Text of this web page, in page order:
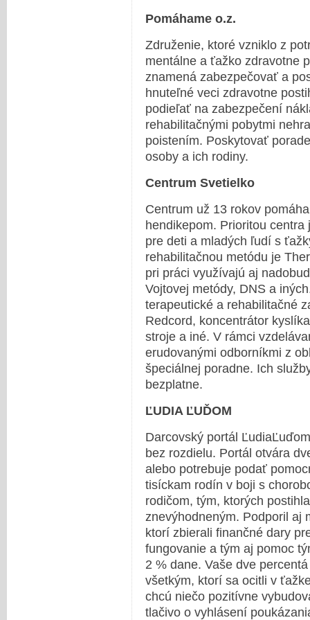
Pomáhame o.z.
Združenie, ktoré vzniklo z
mentálne a ťažko zdravotne
znamená zabezpečovať a
hnuteľné veci zdravotne
podieľať na zabezpečení
rehabilitačnými pobytmi
poistením. Poskytovať
osoby a ich rodiny.
Centrum Svetielko
Centrum už 13 rokov
hendikepom. Prioritou
pre deti a mladých ľudí s
rehabilitačnou metódu je
pri práci využívajú aj
Vojtovej metódy, DNS a
terapeutické a rehabilitačné
Redcord, koncentrátor
stroje a iné. V rámci
erudovanými odborníkmi z
špeciálnej poradne. Ich
bezplatne.
ĽUDIA ĽUĎOM
Darcovský portál
bez rozdielu. Portál otvára
alebo potrebuje podať
tisíckam rodín v boji s
rodičom, tým, ktorých
znevýhodneným. Podporil aj
ktorí zbierali finančné dary
fungovanie a tým aj pomoc
2 % dane. Vaše dve
všetkým, ktorí sa ocitli v
chcú niečo pozitívne
tlačivo o vyhlásení